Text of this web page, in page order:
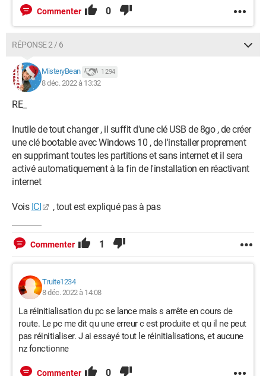
Commenter 0
RÉPONSE 2 / 6
MisteryBean 1 294
8 déc. 2022 à 13:32
RE_
Inutile de tout changer , il suffit d'une clé USB de 8go , de créer
une clé bootable avec Windows 10 , de l'installer proprement
en supprimant toutes les partitions et sans internet et il sera
activé automatiquement à la fin de l'installation en réactivant
internet
Vois ICI , tout est expliqué pas à pas
Commenter 1
Truite1234
8 déc. 2022 à 14:08
La réinitialisation du pc se lance mais s arrête en cours de
route. Le pc me dit qu une erreur c est produite et qu il ne peut
pas réinitialiser. J ai essayé tout le réinitialisations, et aucune
nz fonctionne
Commenter 0